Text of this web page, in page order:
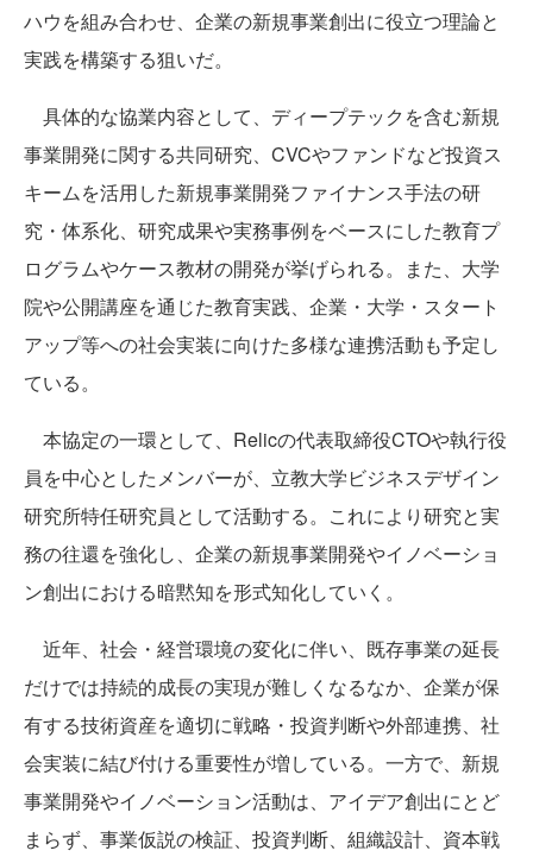
ハウを組み合わせ、企業の新規事業創出に役立つ理論と
実践を構築する狙いだ。
具体的な協業内容として、ディープテックを含む新規
事業開発に関する共同研究、CVCやファンドなど投資ス
キームを活用した新規事業開発ファイナンス手法の研
究・体系化、研究成果や実務事例をベースにした教育プ
ログラムやケース教材の開発が挙げられる。また、大学
院や公開講座を通じた教育実践、企業・大学・スタート
アップ等への社会実装に向けた多様な連携活動も予定し
ている。
本協定の一環として、Relicの代表取締役CTOや執行役
員を中心としたメンバーが、立教大学ビジネスデザイン
研究所特任研究員として活動する。これにより研究と実
務の往還を強化し、企業の新規事業開発やイノベーショ
ン創出における暗黙知を形式知化していく。
近年、社会・経営環境の変化に伴い、既存事業の延長
だけでは持続的成長の実現が難しくなるなか、企業が保
有する技術資産を適切に戦略・投資判断や外部連携、社
会実装に結び付ける重要性が増している。一方で、新規
事業開発やイノベーション活動は、アイデア創出にとど
まらず、事業仮説の検証、投資判断、組織設計、資本戦